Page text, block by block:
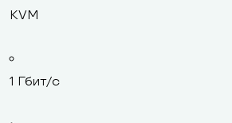
KVM
1 Гбит/с